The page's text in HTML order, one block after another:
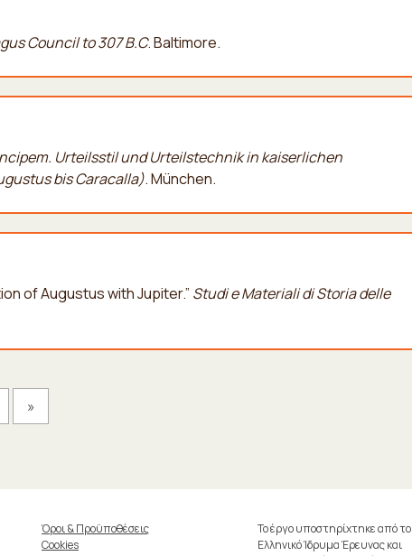
Council to 307 B.C. Baltimore.
Urteilsstil und Urteilstechnik in kaiserlichen
bis Caracalla). München.
of Augustus with Jupiter.” Studi e Materiali di Storia delle
»
Όροι & Προϋποθέσεις
Cookies
Το έργο υποστηρίχτηκε από το
Ελληνικό Ίδρυμα Έρευνας και